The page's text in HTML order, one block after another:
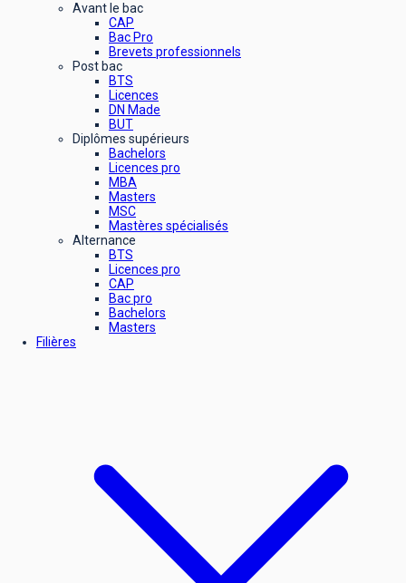
Avant le bac
CAP
Bac Pro
Brevets professionnels
Post bac
BTS
Licences
DN Made
BUT
Diplômes supérieurs
Bachelors
Licences pro
MBA
Masters
MSC
Mastères spécialisés
Alternance
BTS
Licences pro
CAP
Bac pro
Bachelors
Masters
Filières